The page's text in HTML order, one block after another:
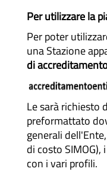
Per utilizzare la
Per poter
una Stazione
di
Le sarà richiesto
preformattato
generali
di costo SIMOG),
con i vari profili.